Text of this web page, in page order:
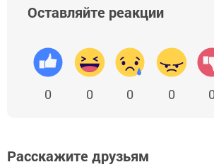
Оставляйте реакции
0 0 0 0 0
Расскажите друзьям